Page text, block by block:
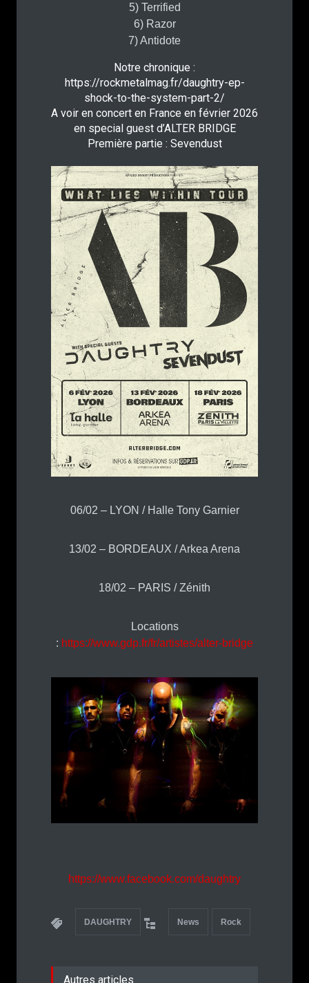
5) Terrified
6) Razor
7) Antidote
Notre chronique :
https://rockmetalmag.fr/daughtry-ep-
shock-to-the-system-part-2/
A voir en concert en France en février 2026
en special guest d’ALTER BRIDGE
Première partie : Sevendust
06/02 – LYON / Halle Tony Garnier
13/02 – BORDEAUX / Arkea Arena
18/02 – PARIS / Zénith
Locations
: https://www.gdp.fr/fr/artistes/alter-bridge
https://www.facebook.com/daughtry
DAUGHTRY News Rock
Autres articles